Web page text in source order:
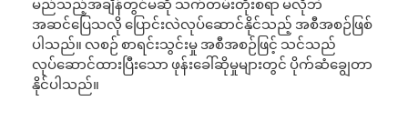
မည်သည့်အချိန်တွင်မဆို သက်တမ်းတိုးစရာ မလိုဘဲ
အဆင်ပြေသလို ပြောင်းလဲလုပ်ဆောင်နိုင်သည့် အစီအစဉ်ဖြစ်
ပါသည်။ လစဉ် စာရင်းသွင်းမှု အစီအစဉ်ဖြင့် သင်သည်
လုပ်ဆောင်ထားပြီးသော ဖုန်းခေါ်ဆိုမှုများတွင် ပိုက်ဆံချွေတာ
နိုင်ပါသည်။